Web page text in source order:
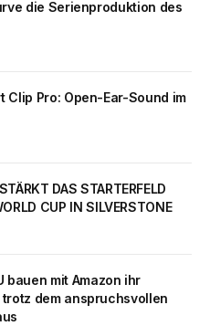
die Serienproduktion des
Clip Pro: Open-Ear-Sound im
DAS STARTERFELD
CUP IN SILVERSTONE
bauen mit Amazon ihr
dem anspruchsvollen